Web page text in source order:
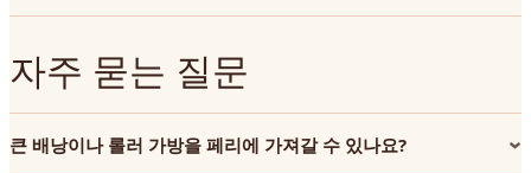
자주 묻는 질문
큰 배낭이나 롤러 가방을 페리에 가져갈 수 있나요?